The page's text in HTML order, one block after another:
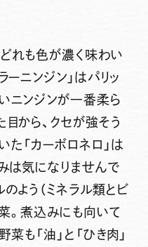
れも色が濃く味わい
ーニンジン」はパリッ
ニンジンが一番柔ら
から、クセが強そう
た「カーボロネロ」は
は気になりませんで
よう（ミネラル類とビ
。煮込みにも向いて
菜も「油」と「ひき肉」